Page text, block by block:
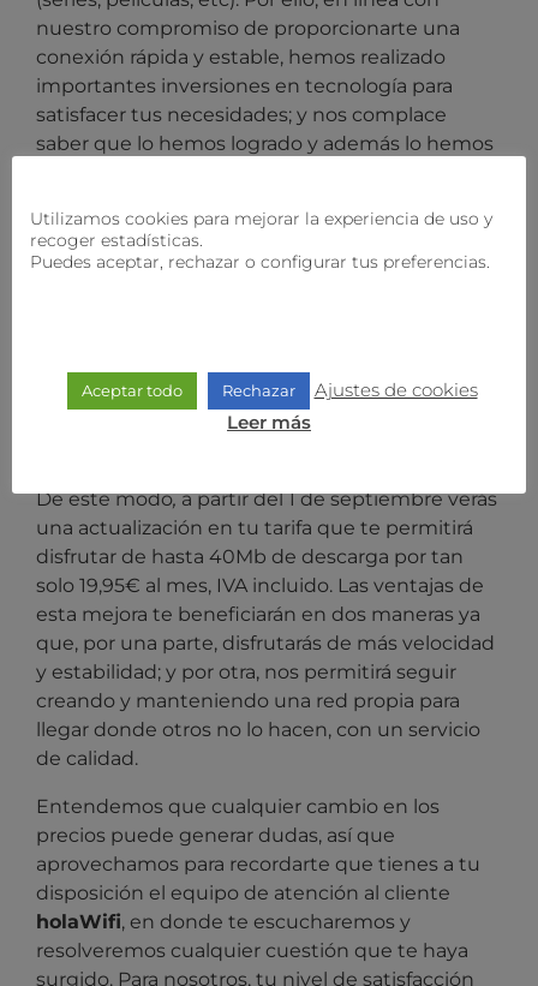
nuestro compromiso de proporcionarte una
conexión rápida y estable, hemos realizado
importantes inversiones en tecnología para
satisfacer tus necesidades; y nos complace
saber que lo hemos logrado y además lo hemos
Con todo, el aumento de los costos operativos
provocados por el incremento del IPC, van a
la gestión para que muy pronto recibas más
velocidad. ¡Más megas para potenciar tu
De este modo,a partir del 1 de septiembre verás
una actualización en tu tarifa que te permitirá
disfrutar de hasta 40Mb de descarga por tan
solo 19,95€ al mes, IVA incluido. Las ventajas de
esta mejora te beneficiarán en dos maneras ya
que, por una parte, disfrutarás de más velocidad
y estabilidad; y por otra, nos permitirá seguir
creando y manteniendo una red propia para
llegar donde otros no lo hacen, con un servicio
de calidad.
Entendemos que cualquier cambio en los
precios puede generar dudas, así que
aprovechamos para recordarte que tienes a tu
disposición el equipo de atención al cliente
holaWifi, en donde te escucharemos y
resolveremos cualquier cuestión que te haya
surgido. Para nosotros, tu nivel de satisfacción
Utilizamos cookies para mejorar la experiencia de uso y
recoger estadísticas.
Puedes aceptar, rechazar o configurar tus preferencias.
Aceptar todo Rechazar
Ajustes de cookies
Leer más